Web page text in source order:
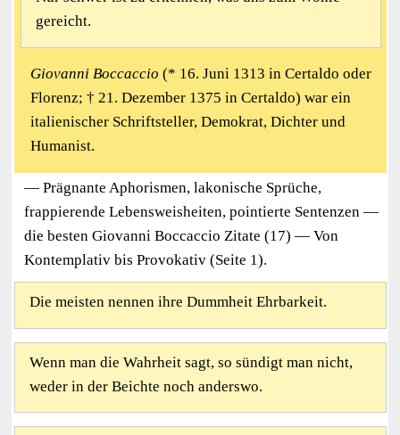
gereicht.
Giovanni Boccaccio (* 16. Juni 1313 in Certaldo oder
Florenz; † 21. Dezember 1375 in Certaldo) war ein
italienischer Schriftsteller, Demokrat, Dichter und
Humanist.
— Prägnante Aphorismen, lakonische Sprüche,
frappierende Lebensweisheiten, pointierte Sentenzen —
die besten Giovanni Boccaccio Zitate (17) — Von
Kontemplativ bis Provokativ (Seite 1).
Die meisten nennen ihre Dummheit Ehrbarkeit.
Wenn man die Wahrheit sagt, so sündigt man nicht,
weder in der Beichte noch anderswo.